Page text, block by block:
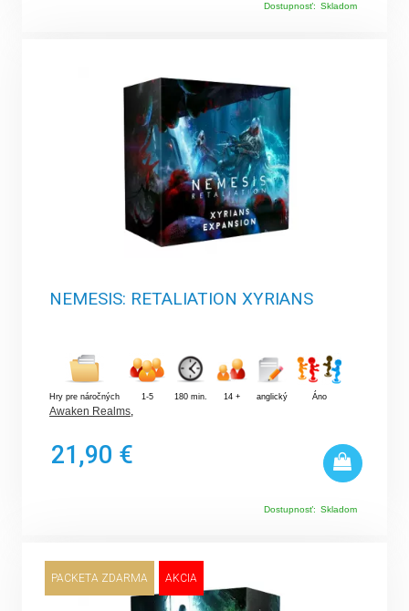
Dostupnosť: Skladom
NEMESIS: RETALIATION XYRIANS
Hry pre náročných 1-5 180 min. 14 + anglický Áno
Awaken Realms,
21,90 €
Dostupnosť: Skladom
AKCIA
PACKETA ZDARMA